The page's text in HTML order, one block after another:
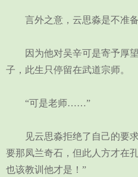
言外之意，云思淼是不准备
因为他对吴辛可是寄予厚望
子，此生只停留在武道宗师。
“可是老师……”
见云思淼拒绝了自己的要求
要那凤兰奇石，但此人方才在
也该教训他才是！”